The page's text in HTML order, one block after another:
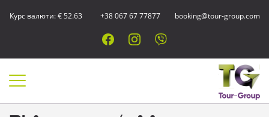
Курс валюти: € 52.63 +38 067 67 77877 booking@tour-group.com